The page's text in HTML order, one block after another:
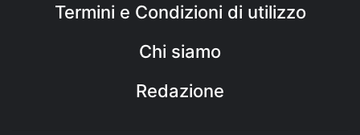
Termini e Condizioni di utilizzo
Chi siamo
Redazione